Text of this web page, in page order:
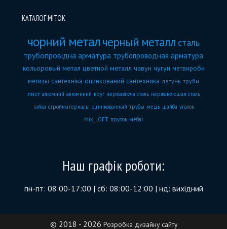
КАТАЛОГ МІТОК
чорний метал черный металл сталь
трубопровідна арматура трубопроводная арматура
кольоровый метал цветной металл чавун чугун метвироби
метизы сантехніка оцинкований сантехника латунь труби
лист алюміній алюминий круг нержавіюча сталь нержавеющая сталь
гайка стройматериалы оцинкованный трубы медь шайба уголок
Mix_LOFT пруток меблі
Наш графік роботи:
пн-пт: 08:00-17:00 | сб: 08:00-12:00 | нд: вихідний
© 2018 - 2026 Розробка дизайну сайту